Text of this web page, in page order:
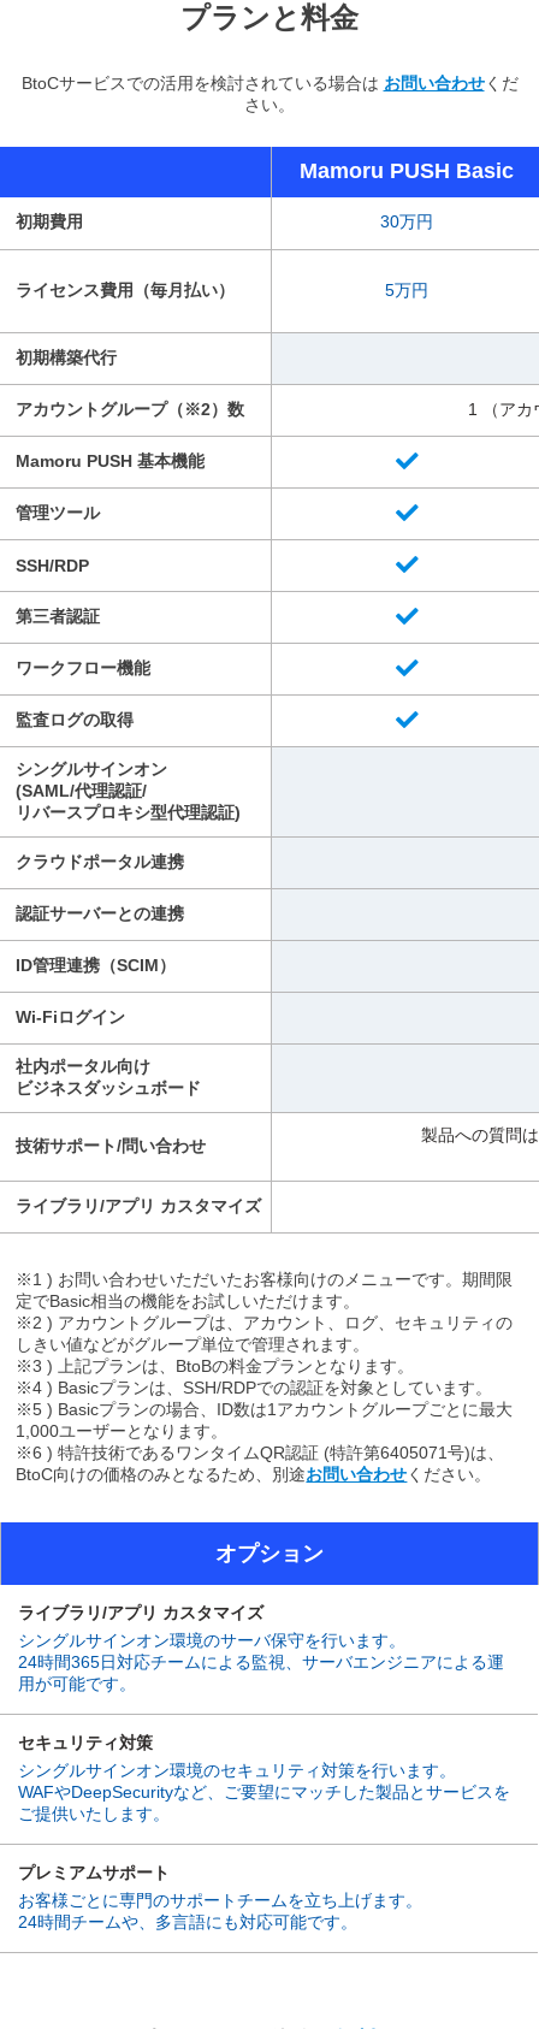
プランと料金
BtoCサービスでの活用を検討されている場合は お問い合わせくだ
さい。
Mamoru PUSH Basic
初期費用 30万円
ライセンス費用（毎月払い） 5万円
初期構築代行
アカウントグループ（※2）数 1 （アカ
Mamoru PUSH 基本機能
管理ツール
SSH/RDP
第三者認証
ワークフロー機能
監査ログの取得
シングルサインオン
(SAML/代理認証/
リバースプロキシ型代理認証)
クラウドポータル連携
認証サーバーとの連携
ID管理連携（SCIM）
Wi-Fiログイン
社内ポータル向け
ビジネスダッシュボード
技術サポート/問い合わせ
製品への質問
ライブラリ/アプリ カスタマイズ
※1 ) お問い合わせいただいたお客様向けのメニューです。期間限
定でBasic相当の機能をお試しいただけます。
※2 ) アカウントグループは、アカウント、ログ、セキュリティの
しきい値などがグループ単位で管理されます。
※3 ) 上記プランは、BtoBの料金プランとなります。
※4 ) Basicプランは、SSH/RDPでの認証を対象としています。
※5 ) Basicプランの場合、ID数は1アカウントグループごとに最大
1,000ユーザーとなります。
※6 ) 特許技術であるワンタイムQR認証 (特許第6405071号)は、
BtoC向けの価格のみとなるため、別途お問い合わせください。
オプション
ライブラリ/アプリ カスタマイズ
シングルサインオン環境のサーバ保守を行います。
24時間365日対応チームによる監視、サーバエンジニアによる運
用が可能です。
セキュリティ対策
シングルサインオン環境のセキュリティ対策を行います。
WAFやDeepSecurityなど、ご要望にマッチした製品とサービスを
ご提供いたします。
プレミアムサポート
お客様ごとに専門のサポートチームを立ち上げます。
24時間チームや、多言語にも対応可能です。